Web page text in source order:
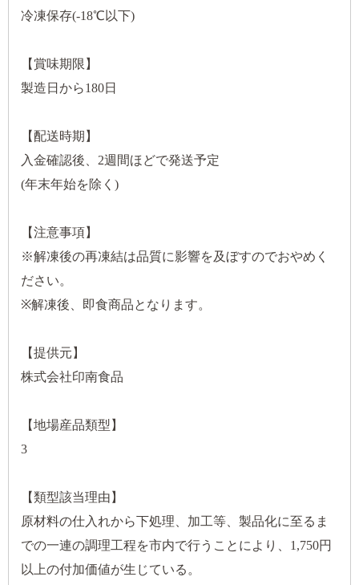
冷凍保存(-18℃以下)
【賞味期限】
製造日から180日
【配送時期】
入金確認後、2週間ほどで発送予定
(年末年始を除く)
【注意事項】
※解凍後の再凍結は品質に影響を及ぼすのでおやめく
ださい。
※解凍後、即食商品となります。
【提供元】
株式会社印南食品
【地場産品類型】
3
【類型該当理由】
原材料の仕入れから下処理、加工等、製品化に至るま
での一連の調理工程を市内で行うことにより、1,750円
以上の付加価値が生じている。